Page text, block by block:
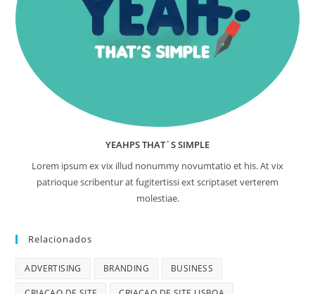
YEAHPS THAT´S SIMPLE
Lorem ipsum ex vix illud nonummy novumtatio et his. At vix
patrioque scribentur at fugitertissi ext scriptaset verterem
molestiae.
Relacionados
ADVERTISING BRANDING BUSINESS